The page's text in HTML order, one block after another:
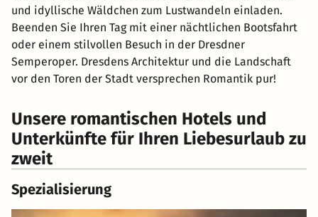
und idyllische Wäldchen zum Lustwandeln einladen.
Beenden Sie Ihren Tag mit einer nächtlichen Bootsfahrt
oder einem stilvollen Besuch in der Dresdner
Semperoper. Dresdens Architektur und die Landschaft
vor den Toren der Stadt versprechen Romantik pur!
Unsere romantischen Hotels und
Unterkünfte für Ihren Liebesurlaub zu
zweit
Spezialisierung